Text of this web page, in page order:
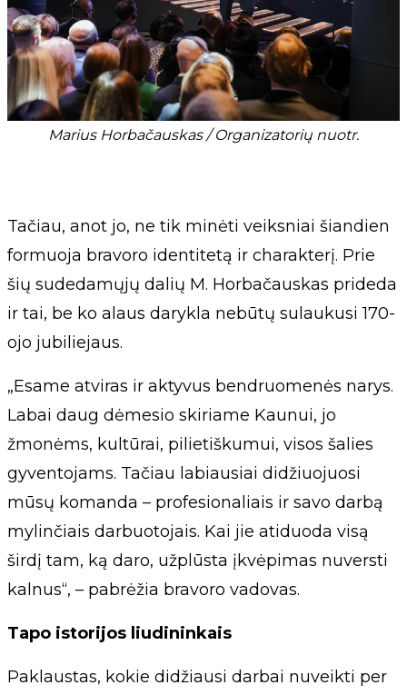
Marius Horbačauskas / Organizatorių nuotr.
Tačiau, anot jo, ne tik minėti veiksniai šiandien
formuoja bravoro identitetą ir charakterį. Prie
šių sudedamųjų dalių M. Horbačauskas prideda
ir tai, be ko alaus darykla nebūtų sulaukusi 170-
ojo jubiliejaus.
„Esame atviras ir aktyvus bendruomenės narys.
Labai daug dėmesio skiriame Kaunui, jo
žmonėms, kultūrai, pilietiškumui, visos šalies
gyventojams. Tačiau labiausiai didžiuojuosi
mūsų komanda – profesionaliais ir savo darbą
mylinčiais darbuotojais. Kai jie atiduoda visą
širdį tam, ką daro, užplūsta įkvėpimas nuversti
kalnus“, – pabrėžia bravoro vadovas.
Tapo istorijos liudininkais
Paklaustas, kokie didžiausi darbai nuveikti per